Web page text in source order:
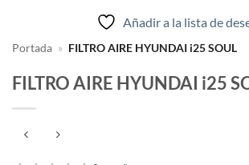
Añadir a la lista de
Portada » FILTRO AIRE HYUNDAI i25 SOUL
FILTRO AIRE HYUNDAI i25